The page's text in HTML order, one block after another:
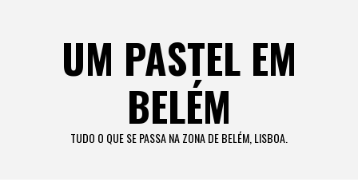
UM PASTEL EM
BELÉM
TUDO O QUE SE PASSA NA ZONA DE BELÉM, LISBOA.